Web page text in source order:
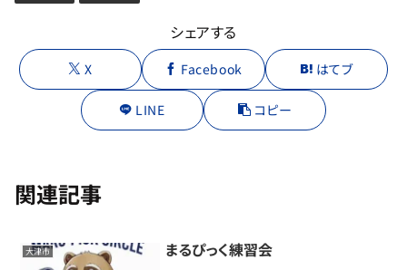
シェアする
X Facebook はてブ
LINE コピー
関連記事
大津市 まるぴっく練習会